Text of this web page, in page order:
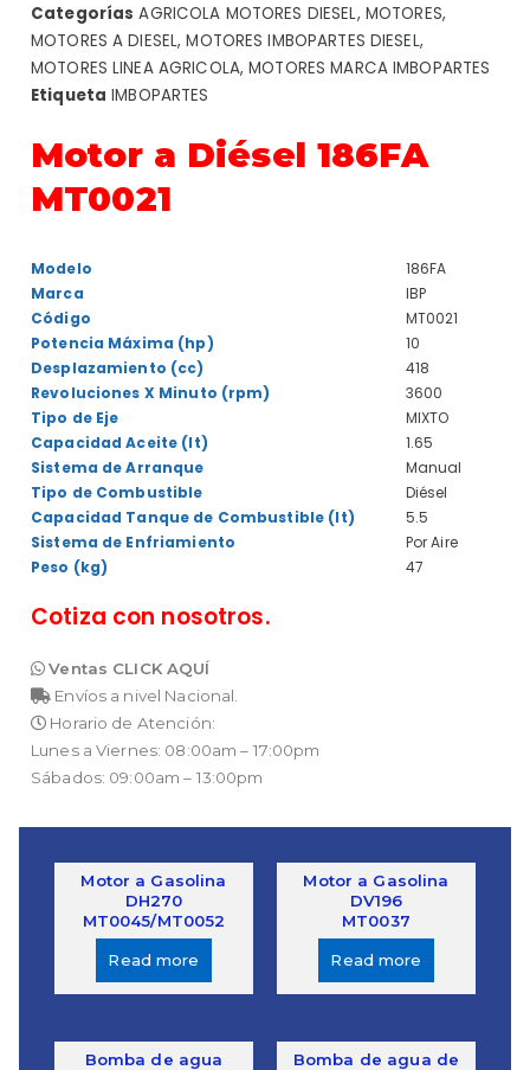
Categorías AGRICOLA MOTORES DIESEL, MOTORES,
MOTORES A DIESEL,MOTORES IMBOPARTES DIESEL,
MOTORES LINEA AGRICOLA,MOTORES MARCA IMBOPARTES
Etiqueta IMBOPARTES
Motor a Diésel 186FA
MT0021
Modelo
Marca
Código
Potencia Máxima (hp)
Desplazamiento (cc)
Revoluciones X Minuto (rpm)
Tipo de Eje
Capacidad Aceite (lt)
Sistema de Arranque
Tipo de Combustible
Capacidad Tanque de Combustible (lt)
Sistema de Enfriamiento
Peso (kg)
186FA
IBP
MT0021
10
418
3600
MIXTO
1.65
Manual
Diésel
5.5
Por Aire
47
Cotiza con nosotros.
Ventas CLICK AQUÍ
Envíos a nivel Nacional.
Horario de Atención:
Lunes a Viernes: 08:00am – 17:00pm
Sábados: 09:00am – 13:00pm
Motor a Gasolina
DH270
MT0045/MT0052
Read more
Motor a Gasolina
DV196
MT0037
Read more
Bomba de agua
Bomba de agua de